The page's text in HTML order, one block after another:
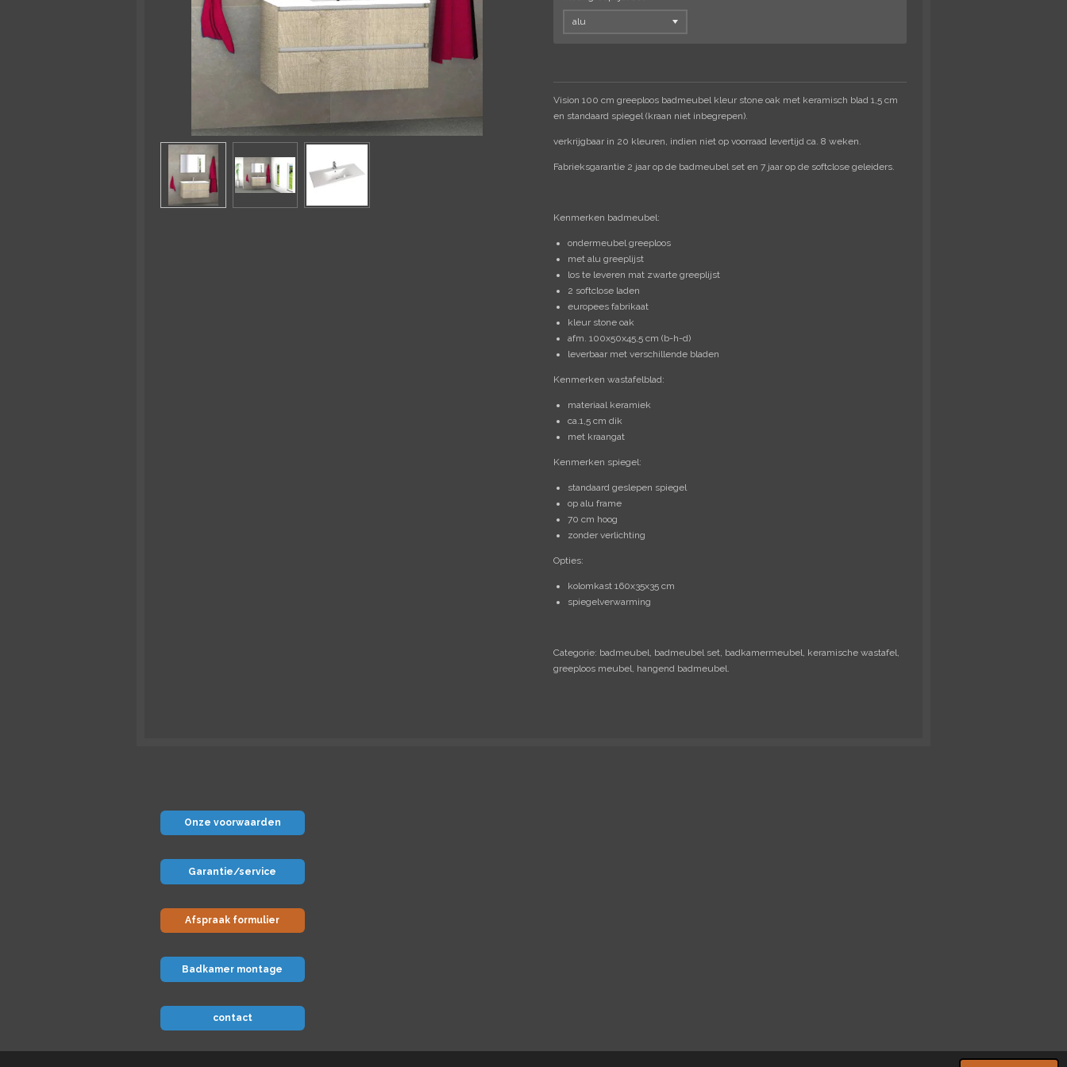
Vision 100 cm greeploos badmeubel kleur stone oak met keramisch blad 1,5 cm
en standaard spiegel (kraan niet inbegrepen).
verkrijgbaar in 20 kleuren, indien niet op voorraad levertijd ca. 8 weken.
Fabrieksgarantie 2 jaar op de badmeubel set en 7 jaar op de softclose geleiders.
Kenmerken badmeubel:
ondermeubel greeploos
met alu greeplijst
los te leveren mat zwarte greeplijst
2 softclose laden
europees fabrikaat
kleur stone oak
afm. 100x50x45,5 cm (b-h-d)
leverbaar met verschillende bladen
Kenmerken wastafelblad:
materiaal keramiek
ca.1,5 cm dik
met kraangat
Kenmerken spiegel:
standaard geslepen spiegel
op alu frame
70 cm hoog
zonder verlichting
Opties:
kolomkast 160x35x35 cm
spiegelverwarming
Categorie: badmeubel, badmeubel set, badkamermeubel, keramische wastafel,
greeploos meubel, hangend badmeubel.
Onze voorwaarden
Garantie/service
Afspraak formulier
Badkamer montage
contact